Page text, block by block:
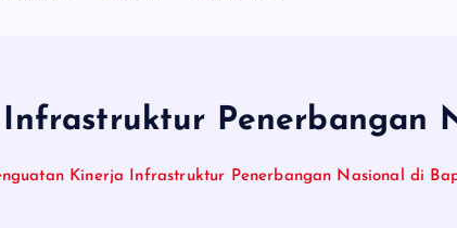
Penerbangan
Kinerja Infrastruktur Penerbangan Nasional di